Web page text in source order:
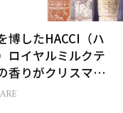
博したHACCI（ハ
ロイヤルミルクテ
香りがクリスマス
て限定セットで復